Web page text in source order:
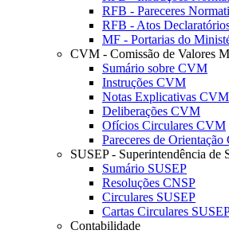
RFB - Pareceres
RFB - Atos
MF - Portarias do
CVM - Comissão de Valores
Sumário sobre CVM
Instruções CVM
Notas Explicativas CVM
Deliberações CVM
Ofícios Circulares CVM
Pareceres de
SUSEP - Superintendência de
Sumário SUSEP
Resoluções CNSP
Circulares SUSEP
Cartas Circulares
Contabilidade